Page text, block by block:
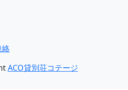
絡
ACO貸別荘コテージ